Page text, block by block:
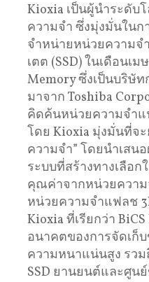
Kioxia เป็นผู้นำระดับ
ความจำ ซึ่งมุ่งมั่นใน
จำหน่ายหน่วยความ
เตต (SSD) ในเดือนเ
Memory ซึ่งเป็นบริษั
มาจาก Toshiba
คิดค้นหน่วยความจำแ
โดย Kioxia มุ่งมั่นที่จ
ความจำ” โดยนำเส
ระบบที่สร้างทางเลือ
คุณค่าจากหน่วยความ
หน่วยความจำแฟลช
Kioxia ที่เรียกว่า
อนาคตของการจัดเก็
ความหนาแน่นสูง รว
SSD ยานยนต์และศูน